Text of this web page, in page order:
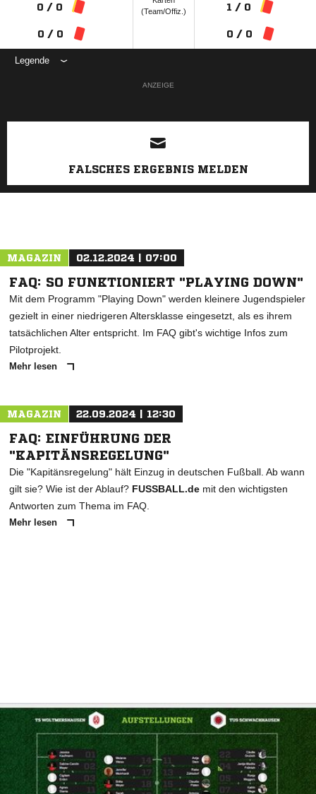
0 / 0
0 / 0
(Team/Offiz.)
1 / 0
0 / 0
Legende
ANZEIGE
FALSCHES ERGEBNIS MELDEN
MAGAZIN 02.12.2024 | 07:00
FAQ: SO FUNKTIONIERT "PLAYING DOWN"
Mit dem Programm "Playing Down" werden kleinere Jugendspieler
gezielt in einer niedrigeren Altersklasse eingesetzt, als es ihrem
tatsächlichen Alter entspricht. Im FAQ gibt's wichtige Infos zum
Pilotprojekt.
Mehr lesen
MAGAZIN 22.09.2024 | 12:30
FAQ: EINFÜHRUNG DER
"KAPITÄNSREGELUNG"
Die "Kapitänsregelung" hält Einzug in deutschen Fußball. Ab wann
gilt sie? Wie ist der Ablauf? FUSSBALL.de mit den wichtigsten
Antworten zum Thema im FAQ.
Mehr lesen